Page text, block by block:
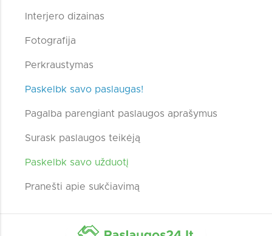
Interjero dizainas
Fotografija
Perkraustymas
Paskelbk savo paslaugas!
Pagalba parengiant paslaugos aprašymus
Surask paslaugos teikėją
Paskelbk savo užduotį
Pranešti apie sukčiavimą